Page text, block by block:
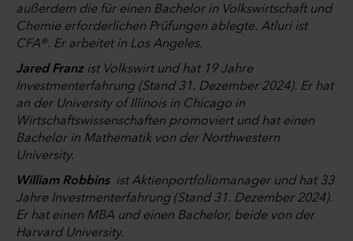
außerdem die für einen Bachelor in Volkswirtschaft und
Chemie erforderlichen Prüfungen ablegte. Atluri ist
CFA®. Er arbeitet in Los Angeles.
Jared Franz ist Volkswirt und hat 19 Jahre
Investmenterfahrung (Stand 31. Dezember 2024). Er hat
an der University of Illinois in Chicago in
Wirtschaftswissenschaften promoviert und hat einen
Bachelor in Mathematik von der Northwestern
University.
William Robbinsist Aktienportfoliomanager und hat 33
Jahre Investmenterfahrung (Stand 31. Dezember 2024).
Er hat einen MBA und einen Bachelor, beide von der
Harvard University.